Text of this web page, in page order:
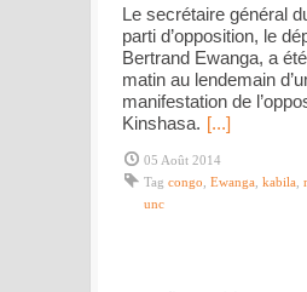
Le secrétaire général
parti d’opposition, le
Bertrand Ewanga, a
matin au lendemain
manifestation de
Kinshasa. [...]
05 Août 2014
Tag congo Ewanga kabila
unc